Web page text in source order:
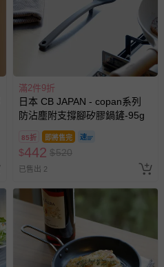
滿2件9折
日本 CB JAPAN - copan系列
防沾塵附支撐腳矽膠鍋鏟-95g
85折 即將售完
$442 $520
已售出 2